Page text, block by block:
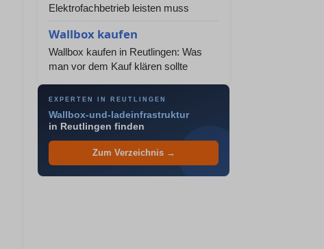
Elektrofachbetrieb leisten muss
Wallbox kaufen
Wallbox kaufen in Reutlingen: Was
man vor dem Kauf klären sollte
EXPERTEN IN REUTLINGEN
Wallbox-und-ladeinfrastruktur
in Reutlingen finden
Zum Verzeichnis →